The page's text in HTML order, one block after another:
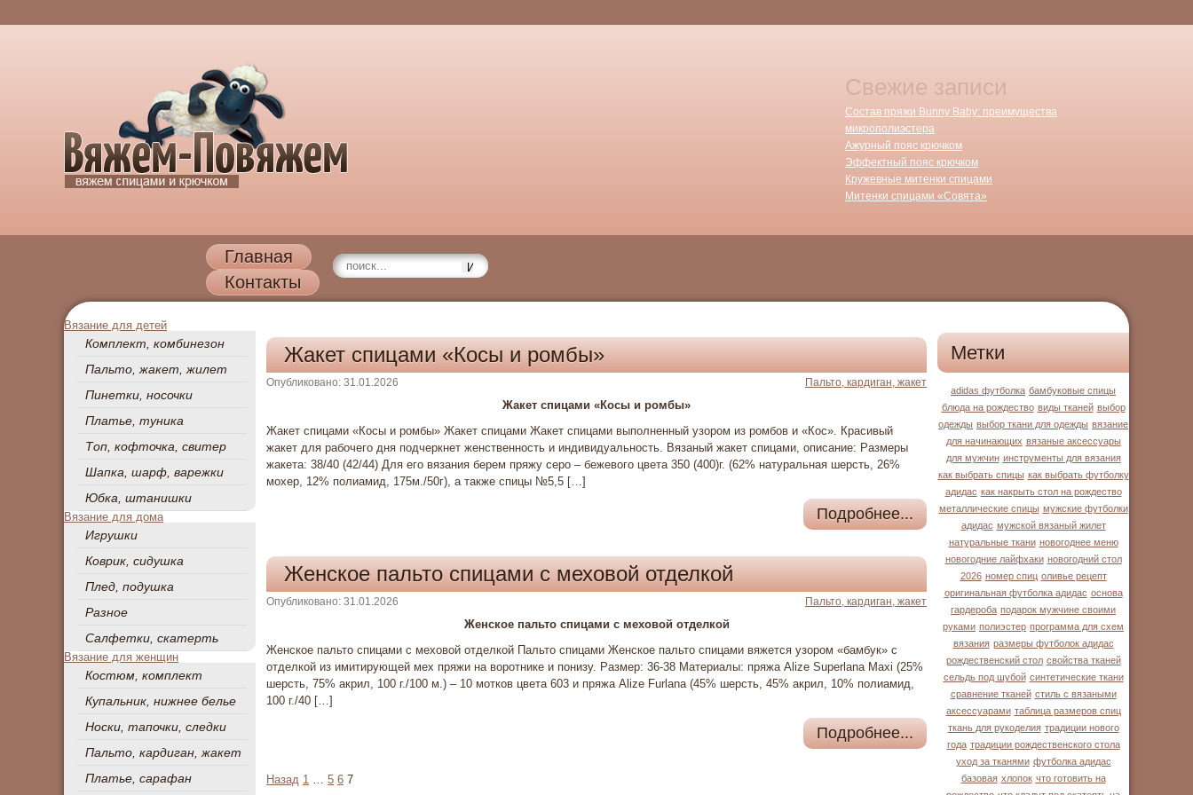
Свежие записи
Состав пряжи Bunny Baby: преимущества
микрополиэстера
Ажурный пояс крючком
Эффектный пояс крючком
Кружевные митенки спицами
Митенки спицами «Совята»
Главная
Контакты
Вязание для детей
Комплект, комбинезон
Пальто, жакет, жилет
Пинетки, носочки
Платье, туника
Топ, кофточка, свитер
Шапка, шарф, варежки
Юбка, штанишки
Вязание для дома
Игрушки
Коврик, сидушка
Плед, подушка
Разное
Салфетки, скатерть
Вязание для женщин
Костюм, комплект
Купальник, нижнее белье
Носки, тапочки, следки
Пальто, кардиган, жакет
Платье, сарафан
Жакет спицами «Косы и ромбы»
Опубликовано: 31.01.2026 Пальто, кардиган, жакет
Жакет спицами «Косы и ромбы»
Жакет спицами «Косы и ромбы» Жакет спицами Жакет спицами выполненный узором из ромбов и «Кос». Красивый
жакет для рабочего дня подчеркнет женственность и индивидуальность. Вязаный жакет спицами, описание: Размеры
жакета: 38/40 (42/44) Для его вязания берем пряжу серо – бежевого цвета 350 (400)г. (62% нату­ральная шерсть, 26%
мохер, 12% полиамид, 175м./50г), а также спицы №5,5 […]
Подробнее...
Женское пальто спицами с меховой отделкой
Опубликовано: 31.01.2026 Пальто, кардиган, жакет
Женское пальто спицами с меховой отделкой
Женское пальто спицами с меховой отделкой Пальто спицами Женское пальто спицами вяжется узором «бамбук» с
отделкой из имитирующей мех пряжи на воротнике и понизу. Размер: 36-38 Материалы: пряжа Alize Superlana Maxi (25%
шерсть, 75% акрил, 100 г./100 м.) – 10 мотков цвета 603 и пряжа Alize Furlana (45% шерсть, 45% акрил, 10% полиамид,
100 г./40 […]
Подробнее...
Пагинация
Назад 1 … 5 6 7
Метки
adidas футболка бамбуковые спицы
блюда на рождество виды тканей выбор
одежды выбор ткани для одежды вязание
для начинающих вязаные аксессуары
для мужчин инструменты для вязания
как выбрать спицы как выбрать футболку
адидас как накрыть стол на рождество
металлические спицы мужские футболки
адидас мужской вязаный жилет
натуральные ткани новогоднее меню
новогодние лайфхаки новогодний стол
2026 номер спиц оливье рецепт
оригинальная футболка адидас основа
гардероба подарок мужчине своими
руками полиэстер программа для схем
вязания размеры футболок адидас
рождественский стол свойства тканей
сельдь под шубой синтетические ткани
сравнение тканей стиль с вязаными
аксессуарами таблица размеров спиц
ткань для рукоделия традиции нового
года традиции рождественского стола
уход за тканями футболка адидас
базовая хлопок что готовить на